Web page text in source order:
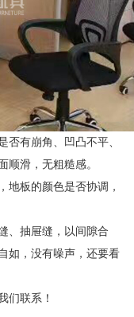
否有崩角、凹凸不平、
顺滑，无粗糙感。
地板的颜色是否协调，
、抽屉缝，以间隙合
如，没有噪声，还要看
们联系！